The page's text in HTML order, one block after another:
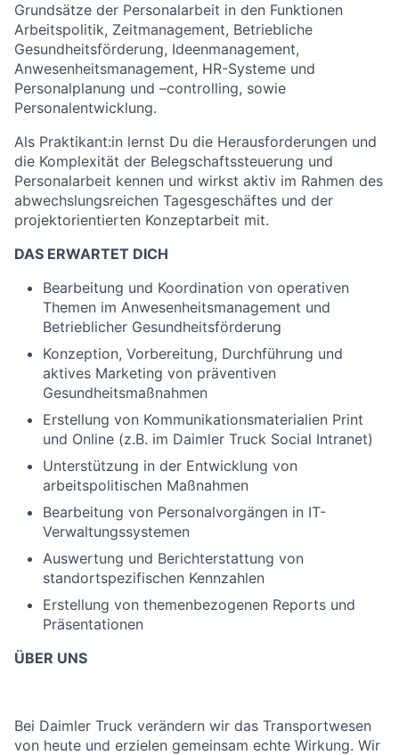
Grundsätze der Personalarbeit in den Funktionen
Arbeitspolitik, Zeitmanagement, Betriebliche
Gesundheitsförderung, Ideenmanagement,
Anwesenheitsmanagement, HR-Systeme und
Personalplanung und –controlling, sowie
Personalentwicklung.
Als Praktikant:in lernst Du die Herausforderungen und
die Komplexität der Belegschaftssteuerung und
Personalarbeit kennen und wirkst aktiv im Rahmen des
abwechslungsreichen Tagesgeschäftes und der
projektorientierten Konzeptarbeit mit.
DAS ERWARTET DICH
Bearbeitung und Koordination von operativen
Themen im Anwesenheitsmanagement und
Betrieblicher Gesundheitsförderung
Konzeption, Vorbereitung, Durchführung und
aktives Marketing von präventiven
Gesundheitsmaßnahmen
Erstellung von Kommunikationsmaterialien Print
und Online (z.B. im Daimler Truck Social Intranet)
Unterstützung in der Entwicklung von
arbeitspolitischen Maßnahmen
Bearbeitung von Personalvorgängen in IT-
Verwaltungssystemen
Auswertung und Berichterstattung von
standortspezifischen Kennzahlen
Erstellung von themenbezogenen Reports und
Präsentationen
ÜBER UNS
Bei Daimler Truck verändern wir das Transportwesen
von heute und erzielen gemeinsam echte Wirkung. Wir